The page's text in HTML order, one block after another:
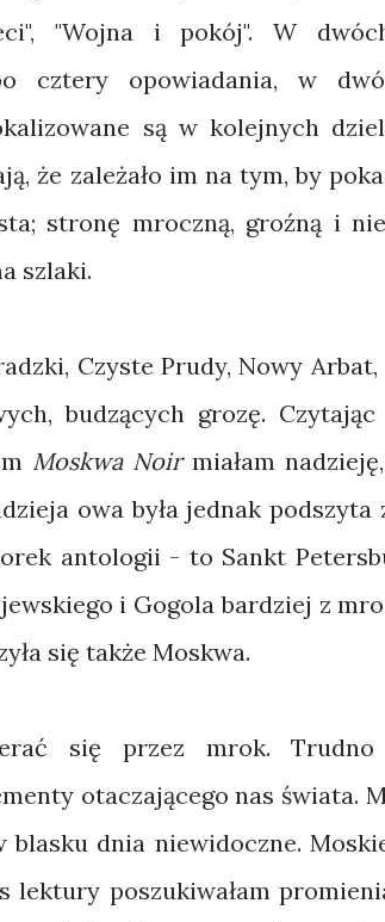
"Wojna i pokój". W
cztery opowiadania, w
są w kolejnych
że zależało im na tym, by
stronę mroczną, groźną i
szlaki.
Czyste Prudy, Nowy
budzących grozę.
Moskwa Noirmiałam
owa była jednak
antologii - to Sankt
i Gogola bardziej z
się także Moskwa.
się przez mrok.
otaczającego nas świata.
blasku dnia niewidoczne.
lektury poszukiwałam